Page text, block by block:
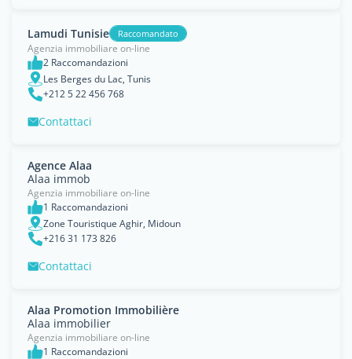
Lamudi Tunisie Raccomandato
Agenzia immobiliare on-line
2 Raccomandazioni
Les Berges du Lac, Tunis
+212 5 22 456 768
Contattaci
Agence Alaa
Alaa immob
Agenzia immobiliare on-line
1 Raccomandazioni
Zone Touristique Aghir, Midoun
+216 31 173 826
Contattaci
Alaa Promotion Immobilière
Alaa immobilier
Agenzia immobiliare on-line
1 Raccomandazioni